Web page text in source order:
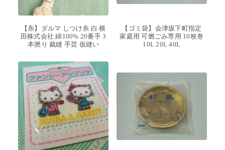
【糸】ダルマ しつけ糸 白 横
田株式会社 綿100% 20番手 3
本撚り 裁縫 手芸 仮縫い
【ゴミ袋】会津坂下町指定
家庭用 可燃ごみ専用 10枚巻
10L 20L 40L